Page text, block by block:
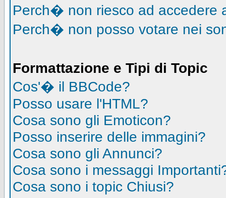
Perch� non riesco ad accedere
Perch� non posso votare nei
Formattazione e Tipi di Topic
Cos'� il BBCode?
Posso usare l'HTML?
Cosa sono gli Emoticon?
Posso inserire delle immagini?
Cosa sono gli Annunci?
Cosa sono i messaggi
Cosa sono i topic Chiusi?